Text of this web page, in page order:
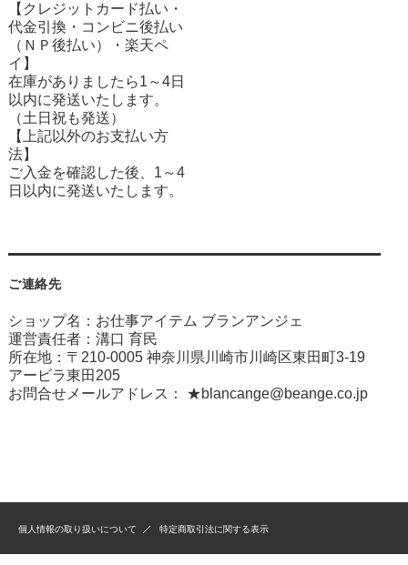
【クレジットカード払い・
代金引換・コンビニ後払い
（ＮＰ後払い）・楽天ペ
イ】
在庫がありましたら1～4日
以内に発送いたします。
（土日祝も発送）
【上記以外のお支払い方
法】
ご入金を確認した後、1～4
日以内に発送いたします。
ご連絡先
ショップ名：お仕事アイテム ブランアンジェ
運営責任者：溝口 育民
所在地：〒210-0005 神奈川県川崎市川崎区東田町3-19
アービラ東田205
お問合せメールアドレス： ★blancange@beange.co.jp
個人情報の取り扱いについて 特定商取引法に関する表示